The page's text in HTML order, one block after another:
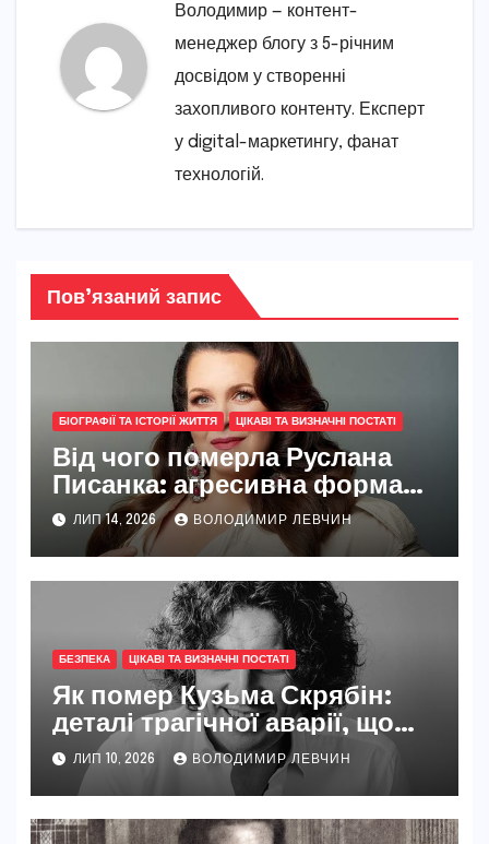
Володимир — контент-
менеджер блогу з 5-річним
досвідом у створенні
захопливого контенту. Експерт
у digital-маркетингу, фанат
технологій.
Пов’язаний запис
БІОГРАФІЇ ТА ІСТОРІЇ ЖИТТЯ ЦІКАВІ ТА ВИЗНАЧНІ ПОСТАТІ
Від чого померла Руслана
Писанка: агресивна форма
раку, прихована боротьба та
шлях української зірки
ЛИП 14, 2026 ВОЛОДИМИР ЛЕВЧИН
БЕЗПЕКА ЦІКАВІ ТА ВИЗНАЧНІ ПОСТАТІ
Як помер Кузьма Скрябін:
деталі трагічної аварії, що
сколихнула всю Україну
ЛИП 10, 2026 ВОЛОДИМИР ЛЕВЧИН